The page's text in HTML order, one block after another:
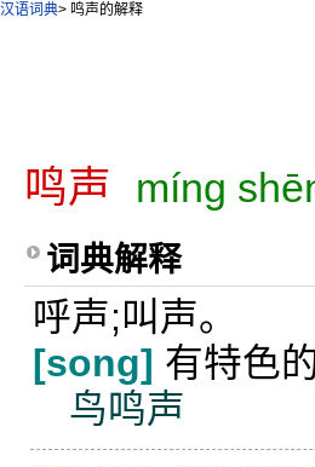
汉语词典> 鸣声的解释
鸣声 míng
词典解释
呼声;叫声。
[song] 有特色
鸟鸣声